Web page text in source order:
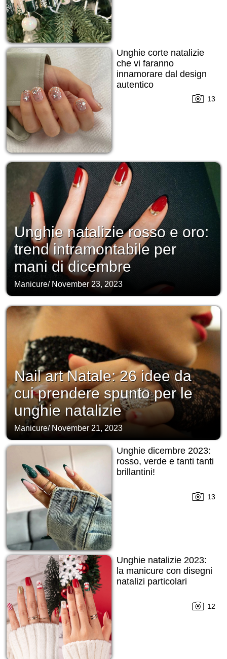
Unghie corte natalizie
che vi faranno
innamorare dal design
autentico
13
Unghie natalizie rosso e oro:
trend intramontabile per
mani di dicembre
Manicure/ November 23, 2023
Nail art Natale: 26 idee da
cui prendere spunto per le
unghie natalizie
Manicure/ November 21, 2023
Unghie dicembre 2023:
rosso, verde e tanti tanti
brillantini!
13
Unghie natalizie 2023:
la manicure con disegni
natalizi particolari
12